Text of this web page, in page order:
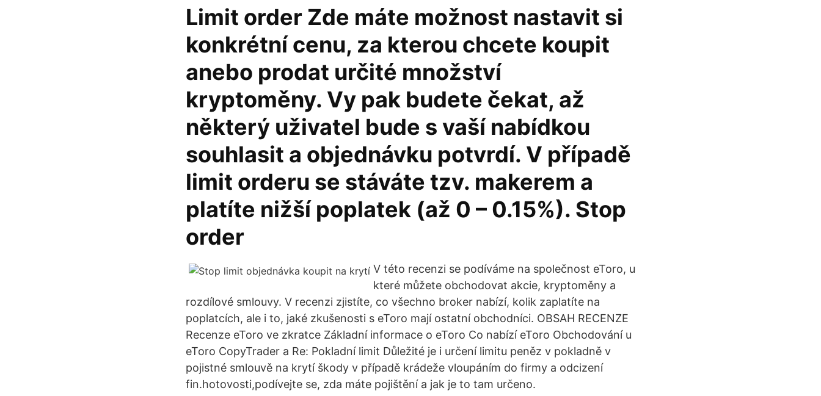
Limit order Zde máte možnost nastavit si
konkrétní cenu, za kterou chcete koupit
anebo prodat určité množství
kryptoměny. Vy pak budete čekat, až
některý uživatel bude s vaší nabídkou
souhlasit a objednávku potvrdí. V případě
limit orderu se stáváte tzv. makerem a
platíte nižší poplatek (až 0 – 0.15%). Stop
order
V této recenzi se podíváme na společnost eToro, u
které můžete obchodovat akcie, kryptoměny a
rozdílové smlouvy. V recenzi zjistíte, co všechno broker nabízí, kolik zaplatíte na
poplatcích, ale i to, jaké zkušenosti s eToro mají ostatní obchodníci. OBSAH RECENZE
Recenze eToro ve zkratce Základní informace o eToro Co nabízí eToro Obchodování u
eToro CopyTrader a Re: Pokladní limit Důležité je i určení limitu peněz v pokladně v
pojistné smlouvě na krytí škody v případě krádeže vloupáním do firmy a odcizení
fin.hotovosti,podívejte se, zda máte pojištění a jak je to tam určeno.